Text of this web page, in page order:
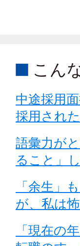
こん
中途採用
採用され
語彙力が
ること」
「余生」
が、私は怖
「現在の